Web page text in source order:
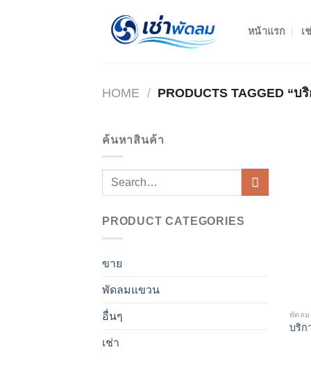
หน้าแรก เ
HOME / PRODUCTS TAGGED “บ
ค้นหาสินค้า
Search
PRODUCT CATEGORIES
ขาย
พัดลมแขวน
อื่นๆ
เช่า
พัดล
บริก